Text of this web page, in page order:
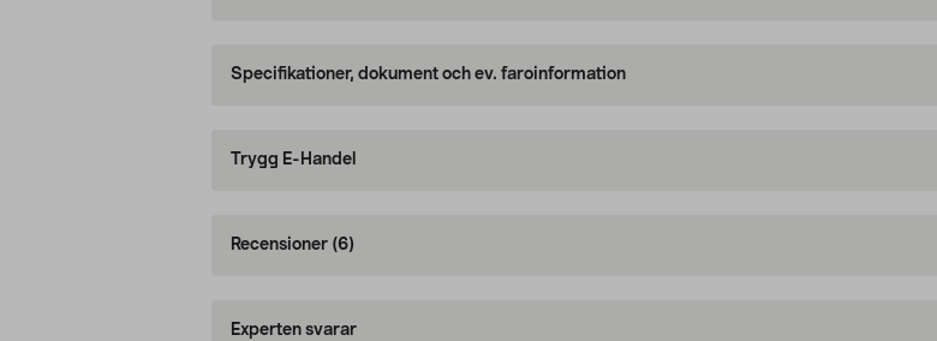
Specifikationer, dokument och ev. faroinformation
Trygg E-Handel
Recensioner (6)
Experten svarar